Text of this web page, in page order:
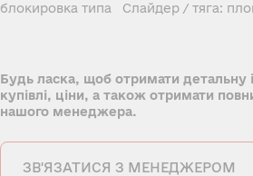
блокировка типа Слайдер / тяга:
Будь ласка, щоб отримати детальну
купівлі, ціни, а також отримати
нашого менеджера.
ЗВ'ЯЗАТИСЯ З МЕНЕДЖЕРОМ